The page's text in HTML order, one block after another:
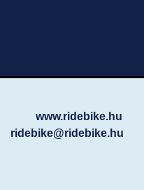
www.ridebike.hu
ridebike@ridebike.hu